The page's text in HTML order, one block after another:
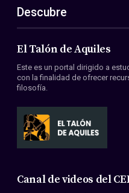
Descubre
El Talón de Aquiles
Este es un portal dirigido a
con la finalidad de ofrecer
filosofía.
Canal de videos del